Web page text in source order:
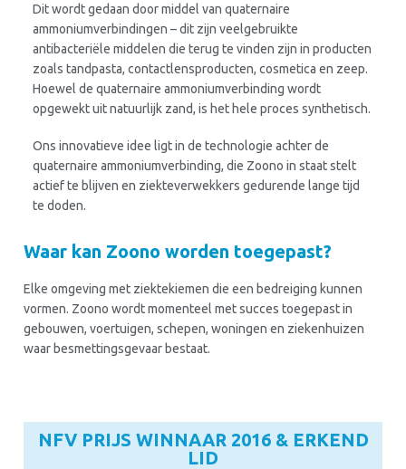
Dit wordt gedaan door middel van quaternaire
ammoniumverbindingen – dit zijn veelgebruikte
antibacteriële middelen die terug te vinden zijn in producten
zoals tandpasta, contactlensproducten, cosmetica en zeep.
Hoewel de quaternaire ammoniumverbinding wordt
opgewekt uit natuurlijk zand, is het hele proces synthetisch.
Ons innovatieve idee ligt in de technologie achter de
quaternaire ammoniumverbinding, die Zoono in staat stelt
actief te blijven en ziekteverwekkers gedurende lange tijd
te doden.
Waar kan Zoono worden toegepast?
Elke omgeving met ziektekiemen die een bedreiging kunnen
vormen. Zoono wordt momenteel met succes toegepast in
gebouwen, voertuigen, schepen, woningen en ziekenhuizen
waar besmettingsgevaar bestaat.
NFV PRIJS WINNAAR 2016 & ERKEND
LID